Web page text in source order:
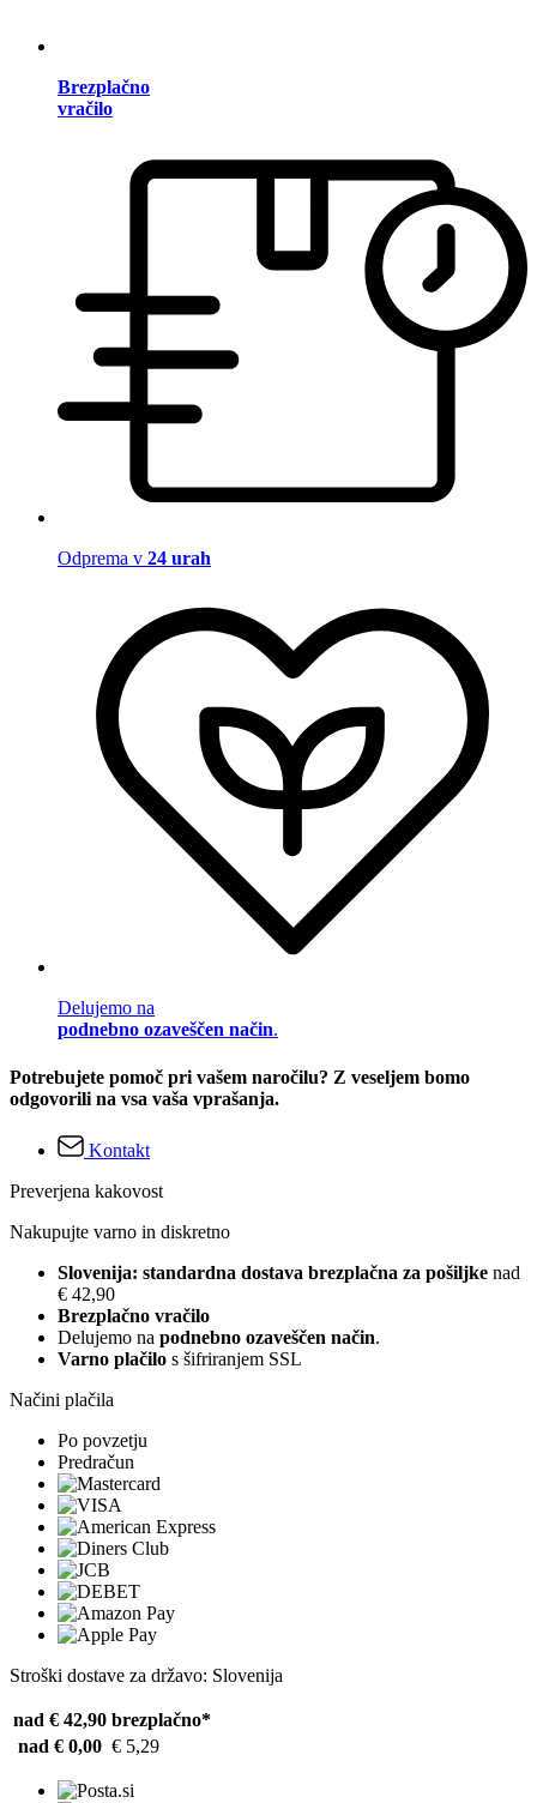
Brezplačno
vračilo
Odprema v 24 urah
Delujemo na
podnebno ozaveščen način.
Potrebujete pomoč pri vašem naročilu? Z veseljem bomo
odgovorili na vsa vaša vprašanja.
Kontakt
Preverjena kakovost
Nakupujte varno in diskretno
Slovenija: standardna dostava brezplačna za pošiljke nad
€ 42,90
Brezplačno vračilo
Delujemo na podnebno ozaveščen način.
Varno plačilo s šifriranjem SSL
Načini plačila
Po povzetju
Predračun
Stroški dostave za državo: Slovenija
nad € 42,90 brezplačno*
nad € 0,00 € 5,29